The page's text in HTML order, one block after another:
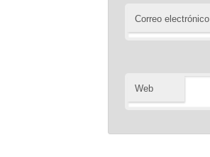
Correo electrónico
Web